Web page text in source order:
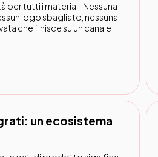
per tutti i materiali. Nessuna
logo sbagliato, nessuna
che finisce su un canale
un ecosistema